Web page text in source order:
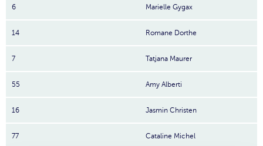
6 Marielle Gygax
14 Romane Dorthe
7 Tatjana Maurer
55 Amy Alberti
16 Jasmin Christen
77 Cataline Michel